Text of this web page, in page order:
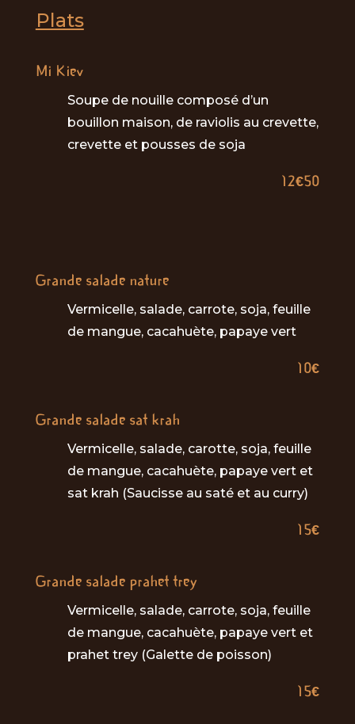
Plats
Mi Kiev
Soupe de nouille composé d’un
bouillon maison, de raviolis au crevette,
crevette et pousses de soja
12€50
Grande salade nature
Vermicelle, salade, carrote, soja, feuille
de mangue, cacahuète, papaye vert
10€
Grande salade sat krah
Vermicelle, salade, carotte, soja, feuille
de mangue, cacahuète, papaye vert et
sat krah (Saucisse au saté et au curry)
15€
Grande salade prahet trey
Vermicelle, salade, carrote, soja, feuille
de mangue, cacahuète, papaye vert et
prahet trey (Galette de poisson)
15€